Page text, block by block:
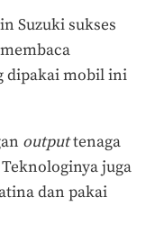
Suzuki sukses
dipakai mobil ini
outputtenaga
juga
dan pakai